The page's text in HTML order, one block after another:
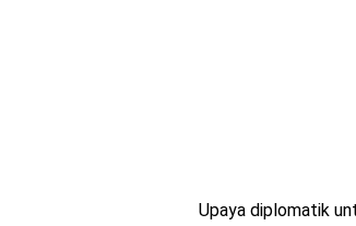
Upaya diplomatik